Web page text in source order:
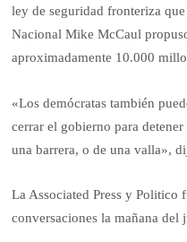
ley de seguridad fronteriza
Nacional Mike McCaul
aproximadamente 10.000
«Los demócratas también
cerrar el gobierno para
una barrera, o de una valla»,
La Associated Press y Politico
conversaciones la mañana del